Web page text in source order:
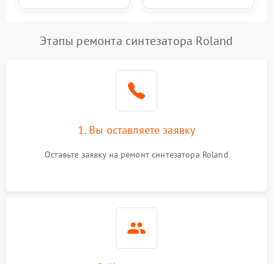
Этапы ремонта синтезатора Roland
1. Вы оставляете заявку
Оставьте заявку на ремонт синтезатора Roland